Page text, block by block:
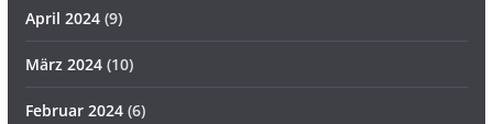
April 2024(9)
März 2024(10)
Februar 2024(6)